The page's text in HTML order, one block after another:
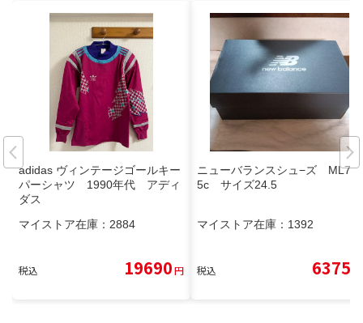
adidas ヴィンテージゴールキー
パーシャツ 1990年代 アディ
ダス
マイストア在庫： 2884
税込 19690円
ニューバランスシュ−ズ ML72
5c サイズ24.5
マイストア在庫： 1392
税込 6375